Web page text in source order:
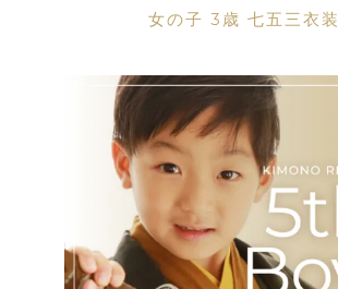
女の子 3歳 七五三衣装